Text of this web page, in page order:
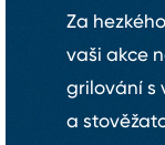
Za
vaši akce
grilování s
a